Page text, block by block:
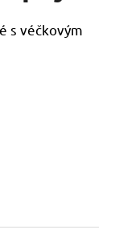
s véčkovým